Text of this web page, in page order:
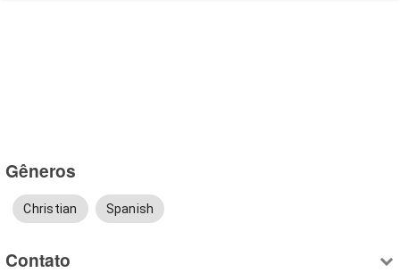
Gêneros
Christian Spanish
Contato